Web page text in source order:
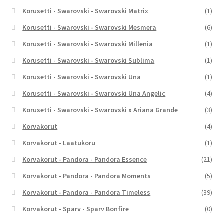
Korusetti - Swarovski - Swarovski Matrix
(1)
Korusetti - Swarovski - Swarovski Mesmera
(6)
Korusetti - Swarovski - Swarovski Millenia
(1)
Korusetti - Swarovski - Swarovski Sublima
(1)
Korusetti - Swarovski - Swarovski Una
(1)
Korusetti - Swarovski - Swarovski Una Angelic
(4)
Korusetti - Swarovski - Swarovski x Ariana Grande
(3)
Korvakorut
(4)
Korvakorut - Laatukoru
(1)
Korvakorut - Pandora - Pandora Essence
(21)
Korvakorut - Pandora - Pandora Moments
(5)
Korvakorut - Pandora - Pandora Timeless
(39)
Korvakorut - Sparv - Sparv Bonfire
(0)